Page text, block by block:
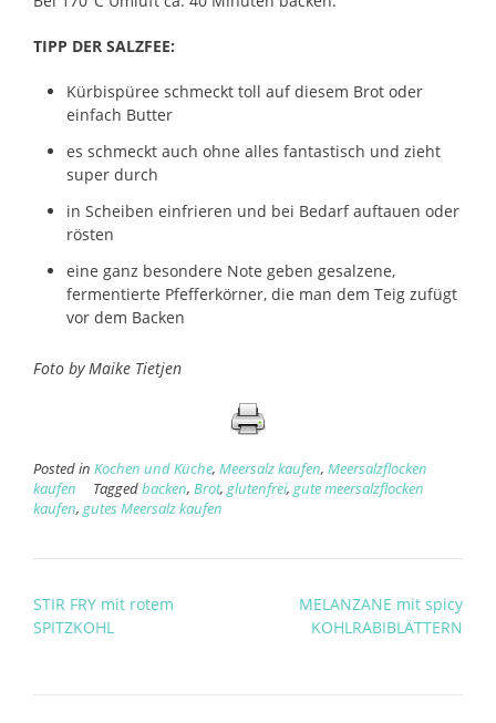
TIPP DER SALZFEE:
Kürbispüree schmeckt toll auf diesem Brot oder
einfach Butter
es schmeckt auch ohne alles fantastisch und zieht
super durch
in Scheiben einfrieren und bei Bedarf auftauen oder
rösten
eine ganz besondere Note geben gesalzene,
fermentierte Pfefferkörner, die man dem Teig zufügt
vor dem Backen
Foto by Maike Tietjen
Posted in Kochen und Küche, Meersalz kaufen, Meersalzflocken
kaufen
Taggedbacken, Brot, glutenfrei, gute meersalzflocken
kaufen, gutes Meersalz kaufen
Post
navigation
STIR FRY mit rotem
SPITZKOHL
MELANZANE mit spicy
KOHLRABIBLÄTTERN